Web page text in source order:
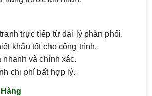
trực tiếp từ đại lý phân phối.
khấu tốt cho công trình.
nhanh và chính xác.
chi phí bất hợp lý.